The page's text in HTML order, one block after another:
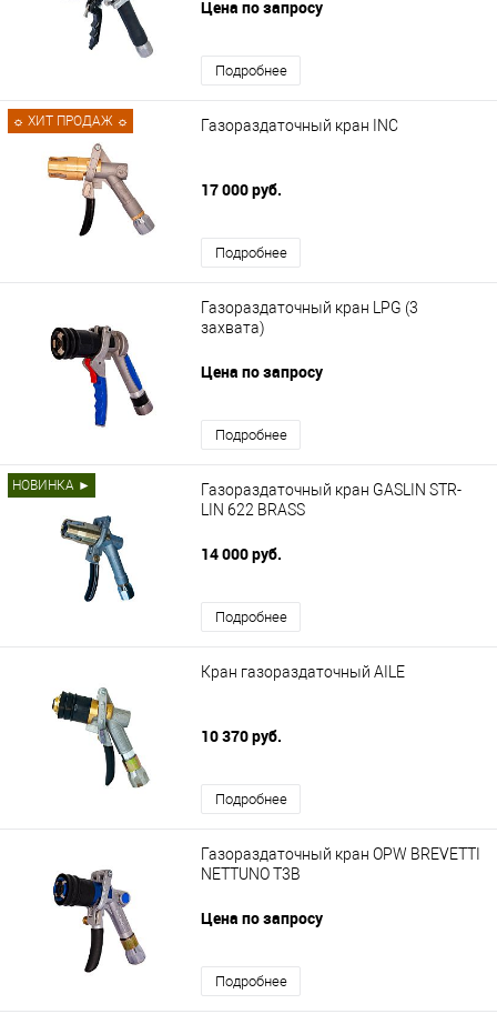
Цена по запросу
Подробнее
☼ ХИТ ПРОДАЖ ☼ Газораздаточный кран INC
17 000 руб.
Подробнее
Газораздаточный кран LPG (3
захвата)
Цена по запросу
Подробнее
НОВИНКА ►
Газораздаточный кран GASLIN STR-
LIN 622 BRASS
14 000 руб.
Подробнее
Кран газораздаточный AILE
10 370 руб.
Подробнее
Газораздаточный кран OPW BREVETTI
NETTUNO T3B
Цена по запросу
Подробнее